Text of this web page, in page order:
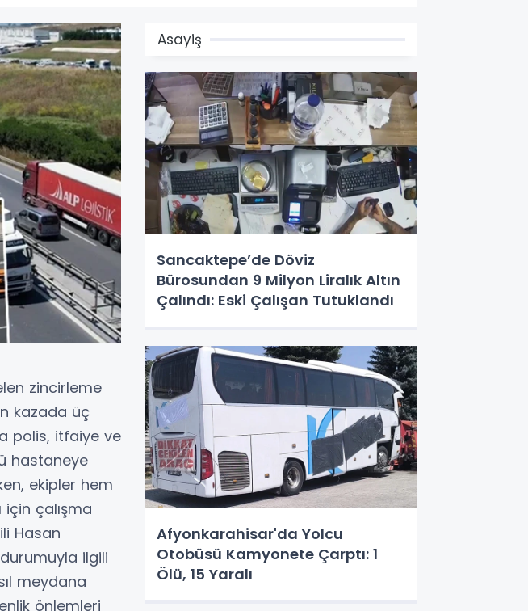
zincirleme
kazada üç
polis, itfaiye ve
hastaneye
ekipler hem
çalışma
Hasan
ilgili
meydana
önlemleri
Asayiş
Sancaktepe’de Döviz
Bürosundan 9 Milyon Liralık Altın
Çalındı: Eski Çalışan Tutuklandı
Afyonkarahisar'da Yolcu
Otobüsü Kamyonete Çarptı: 1
Ölü, 15 Yaralı